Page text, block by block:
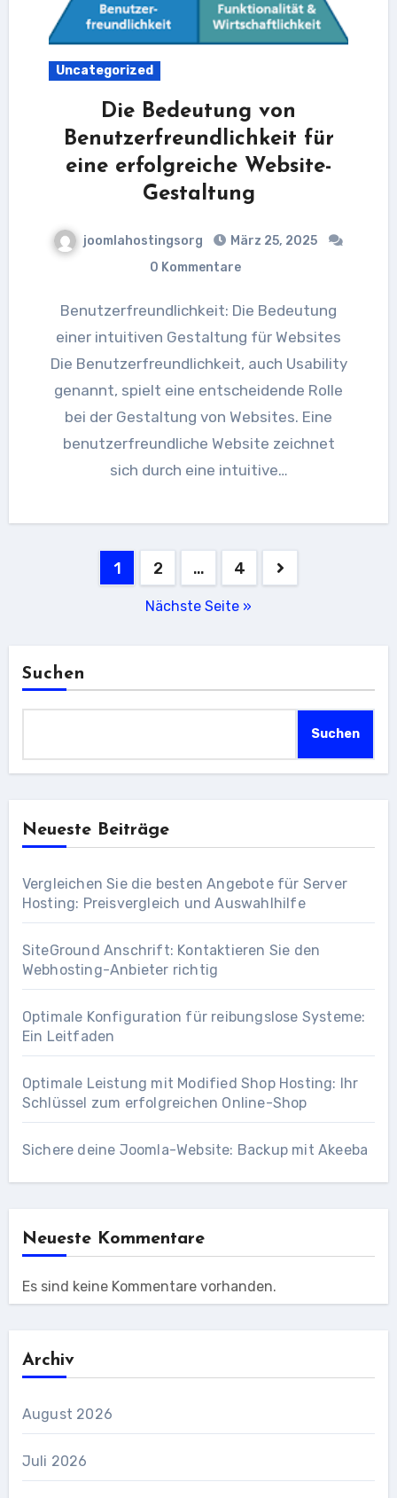
Uncategorized
Die Bedeutung von
Benutzerfreundlichkeit für
eine erfolgreiche Website-
Gestaltung
joomlahostingsorg
März 25, 2025
0 Kommentare
Benutzerfreundlichkeit: Die Bedeutung
einer intuitiven Gestaltung für Websites
Die Benutzerfreundlichkeit, auch Usability
genannt, spielt eine entscheidende Rolle
bei der Gestaltung von Websites. Eine
benutzerfreundliche Website zeichnet
sich durch eine intuitive…
Seitennummerierung
1 2 … 4
Nächste Seite »
Suchen
Suchen
Neueste Beiträge
Vergleichen Sie die besten Angebote für Server
Hosting: Preisvergleich und Auswahlhilfe
SiteGround Anschrift: Kontaktieren Sie den
Webhosting-Anbieter richtig
Optimale Konfiguration für reibungslose Systeme:
Ein Leitfaden
Optimale Leistung mit Modified Shop Hosting: Ihr
Schlüssel zum erfolgreichen Online-Shop
Sichere deine Joomla-Website: Backup mit Akeeba
Neueste Kommentare
Es sind keine Kommentare vorhanden.
Archiv
August 2026
Juli 2026